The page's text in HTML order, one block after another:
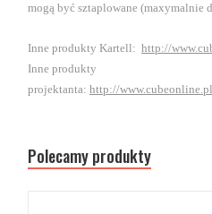
mogą być sztaplowane (maxymalnie
Inne produkty Kartell: http://
Inne produkty
projektanta: http://
Polecamy produkty